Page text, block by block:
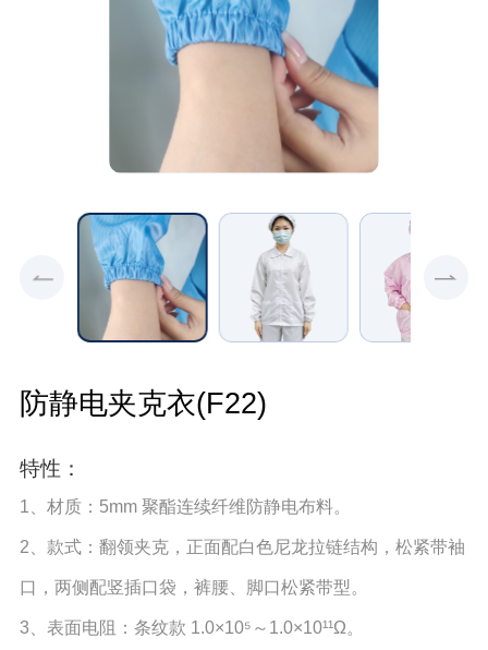
防静电夹克衣(F22)
特性：
1、材质：5mm 聚酯连续纤维防静电布料。
2、款式：翻领夹克，正面配白色尼龙拉链结构，松紧带袖
口，两侧配竖插口袋，裤腰、脚口松紧带型。
3、表面电阻：条纹款 1.0×10⁵～1.0×10¹¹Ω。